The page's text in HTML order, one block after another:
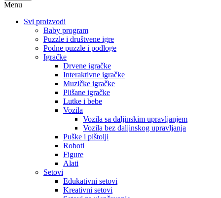
Menu
Svi proizvodi
Baby program
Puzzle i društvene igre
Podne puzzle i podloge
Igračke
Drvene igračke
Interaktivne igračke
Muzičke igračke
Plišane igračke
Lutke i bebe
Vozila
Vozila sa daljinskim upravljanjem
Vozila bez daljinskog upravljanja
Puške i pištolji
Roboti
Figure
Alati
Setovi
Edukativni setovi
Kreativni setovi